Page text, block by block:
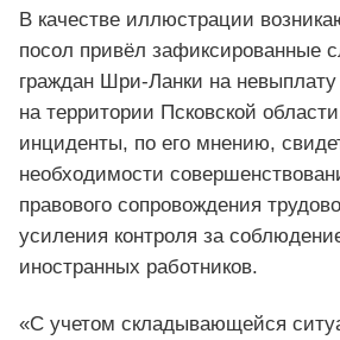
В качестве иллюстрации
посол привёл зафиксированные
граждан Шри-Ланки на
на территории Псковской
инциденты, по его мнению,
необходимости
правового сопровождения
усиления контроля за
иностранных работников.
«С учетом складывающейся